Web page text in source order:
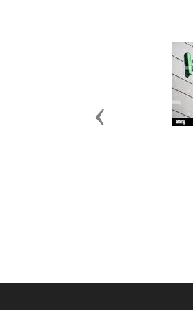
Previous